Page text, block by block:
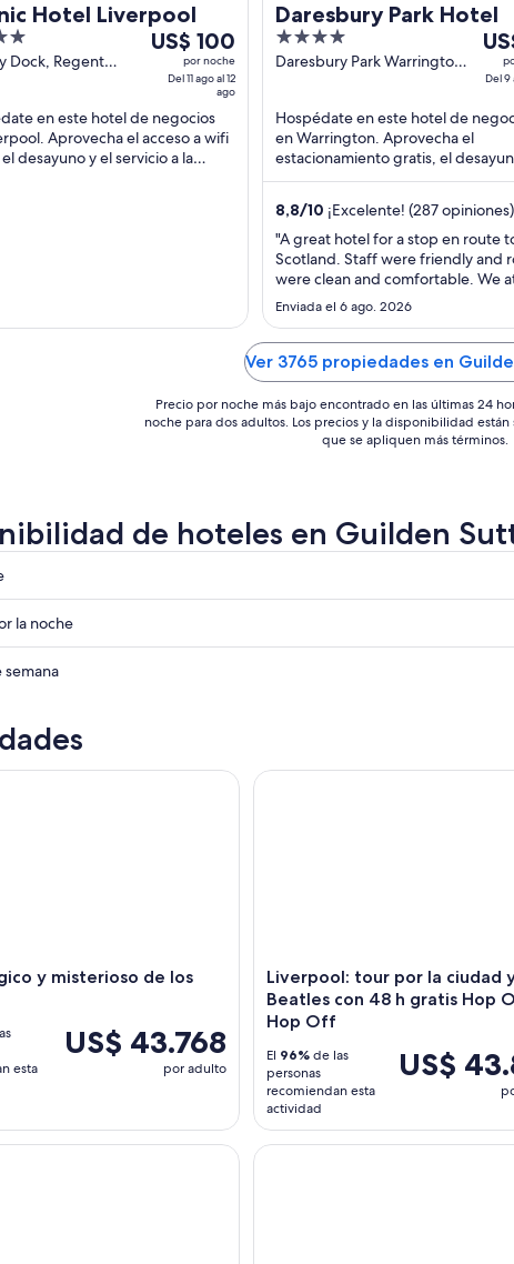
Hotel Liverpool
Dock, Regent
Del
ago
12
ago,
US$ 100
por noche
Del 11 ago al 12
ago
en este hotel de negocios
Aprovecha el acceso a wifi
desayuno y el servicio a la
Daresbury Park Hotel
4
out
5
Daresbury Park Warrington
Del
ago
10
el
por
es
Del 9
Hospédate en este hotel de
en Warrington. Aprovecha el
estacionamiento gratis, el
gimnasio. Estarás muy cerca de
8,8/10 ¡Excelente! (287 opiniones)
"A great hotel for a stop en route
Scotland. Staff were friendly and
were clean and comfortable. We
the Bar area. Food was good. We
use the leisure facilities. Only
for us was there was no electric car
charging facilities, but according
reception this may be a future ..."
Enviada el 6 ago. 2026
Ver 3765 propiedades en
Precio por noche más bajo encontrado en las últimas 24
noche para dos adultos. Los precios y la disponibilidad están
que se apliquen más términos.
de hoteles en Guilden
la noche
semana
y misterioso de los
US$ 43.768
por adulto
esta
y misterioso de los Beatles
Liverpool: tour por la ciudad
Beatles con 48 h gratis Hop
Hop Off
US$
El 96% de las
personas
recomiendan esta
actividad
Liverpool: tour por la ciudad y
en autobús con paradas libres por la ciudad de Chester
Liverpool: Entrada de entradas